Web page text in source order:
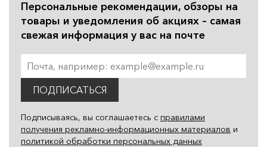
Персональные рекомендации, обзоры на
товары и уведомления об акциях – самая
свежая информация у вас на почте
ПОДПИСАТЬСЯ
Подписываясь, вы соглашаетесь с правилами
получения рекламно-информационных материалов и
политикой обработки персональных данных